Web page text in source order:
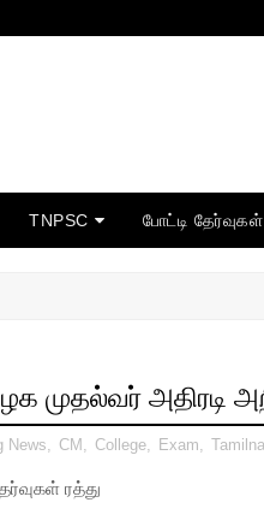
TNPSC போட்டி தேர்வுகள்
முதல்வர் அதிரடி
News, CM , College, Exam,
ரத்து